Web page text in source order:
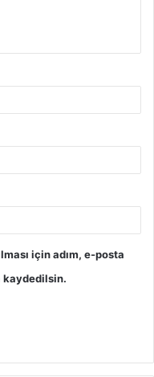
için adım, e-posta
kaydedilsin.